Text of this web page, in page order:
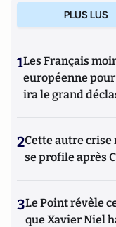
PLUS LUS
1Les Français
européenne
ira le grand
2Cette autre
se profile après
3Le Point révèle
que Xavier Niel